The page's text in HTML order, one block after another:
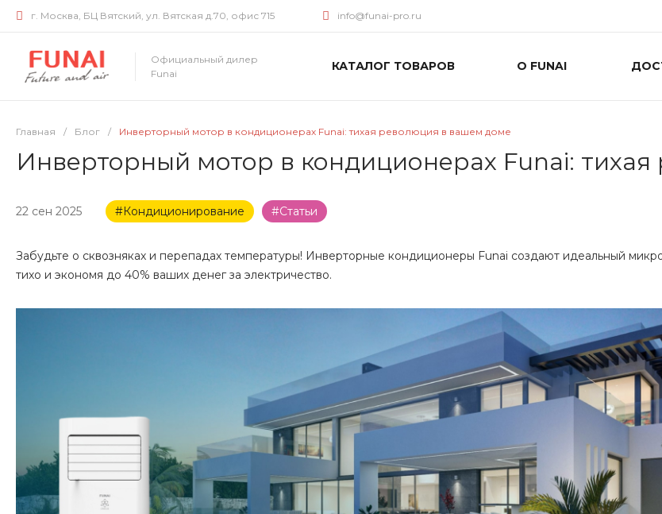
г. Москва, БЦ Вятский, ул. Вятская д.70, офис 715 info@funai-pro.ru
Официальный дилер
Funai
КАТАЛОГ ТОВАРОВ О FUNAI
Главная / Блог / Инверторный мотор в кондиционерах Funai: тихая революция в вашем доме
Инверторный мотор в кондиционерах Funai:
22 сен 2025 #Кондиционирование #Статьи
Забудьте о сквозняках и перепадах температуры! Инверторные кондиционеры Funai создают идеальный
тихо и экономя до 40% ваших денег за электричество.